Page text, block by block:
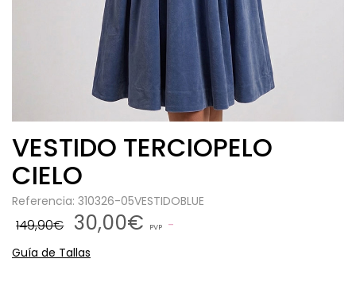
VESTIDO TERCIOPELO
CIELO
Referencia: 310326-05VESTIDOBLUE
149,90€ 30,00€ PVP
Guía de Tallas